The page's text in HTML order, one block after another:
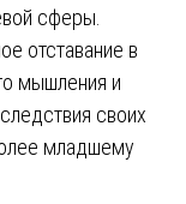
сферы.
отставание в
мышления и
своих
младшему